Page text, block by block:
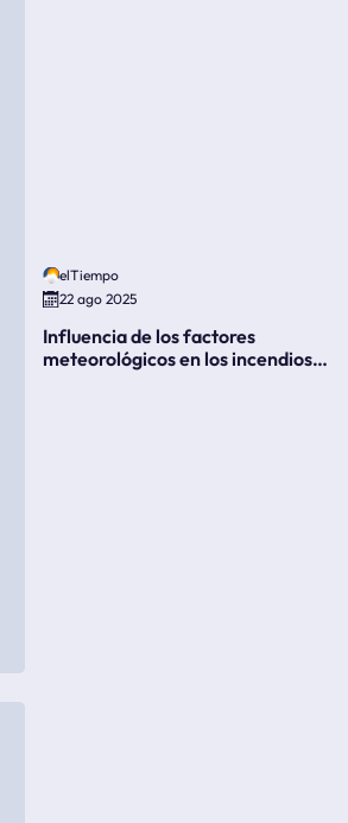
elTiempo
22 ago 2025
Influencia de los factores
meteorológicos en los incendios